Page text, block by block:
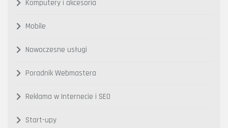
Komputery i akcesoria
Mobile
Nowoczesne usługi
Poradnik Webmastera
Reklama w Internecie i SEO
Start-upy